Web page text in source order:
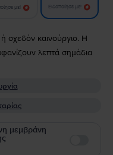
με! Ειδοποίησε με!
ή σχεδόν καινούργιο. Η
λεπτά σημάδια
μεμβράνη